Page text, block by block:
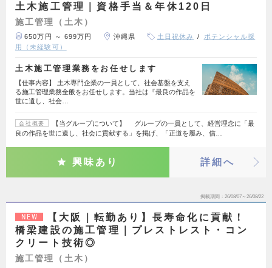
土木施工管理｜資格手当＆年休120日
施工管理（土木）
650万円 ～ 699万円 沖縄県 土日祝休み
ポテンシャル採
用（未経験可）
土木施工管理業務をお任せします
【仕事内容】 土木専門企業の一員として、社会基盤を支え
る施工管理業務全般をお任せします。当社は『最良の作品を
世に遺し、社会…
会社概要
【当グループについて】 グループの一員として、経営理念に「最
良の作品を世に遺し、社会に貢献する」を掲げ、「正道を履み、信…
興味あり 詳細へ
掲載期間 26/08/07～26/08/22
NEW
【大阪｜転勤あり】長寿命化に貢献！
橋梁建設の施工管理｜プレストレスト・コン
クリート技術◎
施工管理（土木）